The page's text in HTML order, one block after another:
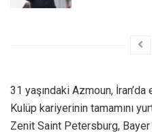
31 yaşındaki Azmoun,
Kulüp kariyerinin tamamını
Zenit Saint Petersburg,